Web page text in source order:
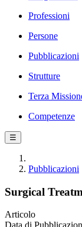
Professioni
Persone
Pubblicazioni
Strutture
Terza
Competenze
☰
Pubblicazioni
Surgical
Articolo